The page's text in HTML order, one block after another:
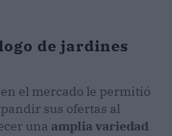
de jardines
el mercado le permitió
sus ofertas al
una amplia variedad